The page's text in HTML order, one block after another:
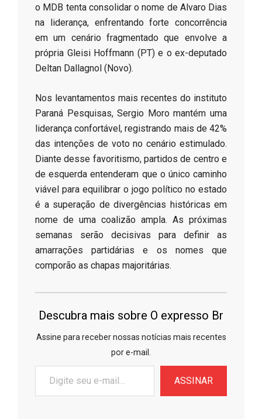
o MDB tenta consolidar o nome de Alvaro Dias
na liderança, enfrentando forte concorrência
em um cenário fragmentado que envolve a
própria Gleisi Hoffmann (PT) e o ex-deputado
Deltan Dallagnol (Novo).
​Nos levantamentos mais recentes do instituto
Paraná Pesquisas, Sergio Moro mantém uma
liderança confortável, registrando mais de 42%
das intenções de voto no cenário estimulado.
Diante desse favoritismo, partidos de centro e
de esquerda entenderam que o único caminho
viável para equilibrar o jogo político no estado
é a superação de divergências históricas em
nome de uma coalizão ampla. As próximas
semanas serão decisivas para definir as
amarrações partidárias e os nomes que
comporão as chapas majoritárias.
Descubra mais sobre O expresso Br
Assine para receber nossas notícias mais recentes
por e-mail.
seu
e-
ASSINAR